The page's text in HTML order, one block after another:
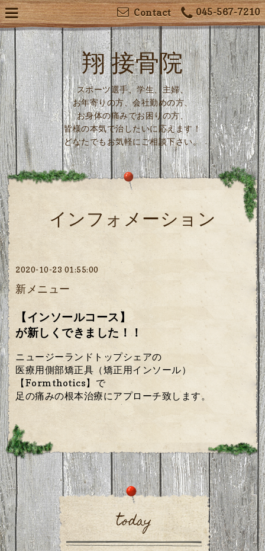
045-567-7210
Contact
翔 接骨院
スポーツ選手、学生、主婦、
お年寄りの方、会社勤めの方、
お身体の痛みでお困りの方、
皆様の本気で治したいに応えます！
どなたでもお気軽にご相談下さい。
インフォメーション
2020-10-23 01:55:00
新メニュー
【インソールコース】
が新しくできました！！
ニュージーランドトップシェアの
医療用側部矯正具（矯正用インソール）
【Formthotics】で
足の痛みの根本治療にアプローチ致します。
today